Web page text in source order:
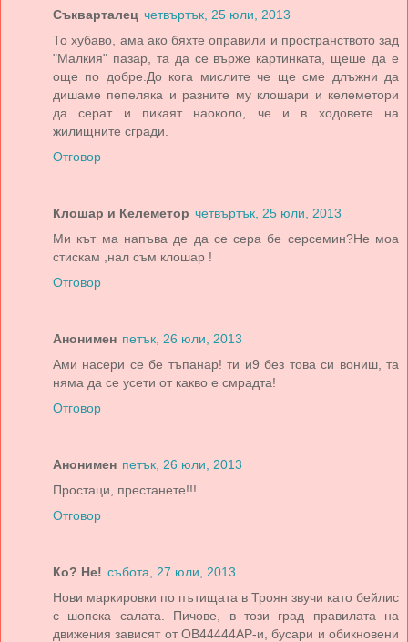
Съкварталец четвъртък, 25 юли, 2013
То хубаво, ама ако бяхте оправили и пространството зад
"Малкия" пазар, та да се върже картинката, щеше да е
още по добре.До кога мислите че ще сме длъжни да
дишаме пепеляка и разните му клошари и келеметори
да серат и пикаят наоколо, че и в ходовете на
жилищните сгради.
Отговор
Клошар и Келеметор четвъртък, 25 юли, 2013
Ми кът ма напъва де да се сера бе серсемин?Не моа
стискам ,нал съм клошар !
Отговор
Анонимен петък, 26 юли, 2013
Ами насери се бе тъпанар! ти и9 без това си вониш, та
няма да се усети от какво е смрадта!
Отговор
Анонимен петък, 26 юли, 2013
Простаци, престанете!!!
Отговор
Ко? Не! събота, 27 юли, 2013
Нови маркировки по пътищата в Троян звучи като бейлис
с шопска салата. Пичове, в този град правилата на
движения зависят от ОВ44444АР-и, бусари и обикновени